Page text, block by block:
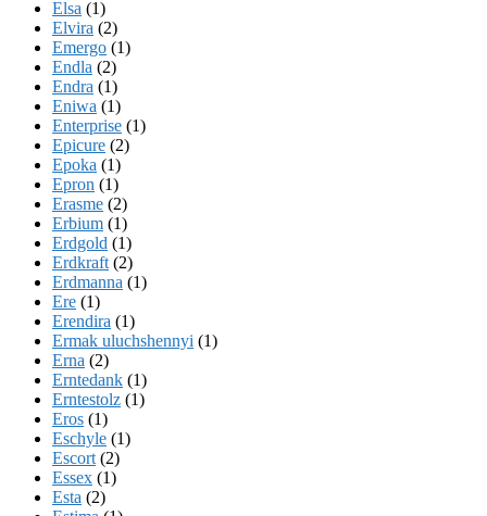
Elsa (1)
Elvira (2)
Emergo (1)
Endla (2)
Endra (1)
Eniwa (1)
Enterprise (1)
Epicure (2)
Epoka (1)
Epron (1)
Erasme (2)
Erbium (1)
Erdgold (1)
Erdkraft (2)
Erdmanna (1)
Ere (1)
Erendira (1)
Ermak uluchshennyi (1)
Erna (2)
Erntedank (1)
Erntestolz (1)
Eros (1)
Eschyle (1)
Escort (2)
Essex (1)
Esta (2)